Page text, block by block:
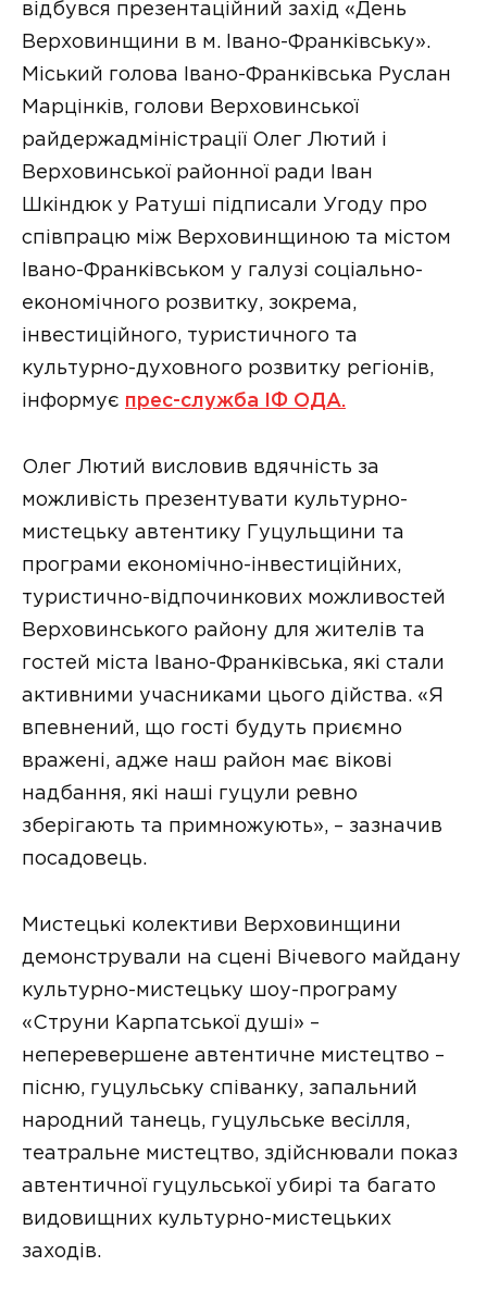
відбувся презентаційний захід «День
Верховинщини в м. Івано-Франківську».
Міський голова Івано-Франківська Руслан
Марцінків, голови Верховинської
райдержадміністрації Олег Лютий і
Верховинської районної ради Іван
Шкіндюк у Ратуші підписали Угоду про
співпрацю між Верховинщиною та містом
Івано-Франківськом у галузі соціально-
економічного розвитку, зокрема,
інвестиційного, туристичного та
культурно-духовного розвитку регіонів,
інформує прес-служба ІФ ОДА.
Олег Лютий висловив вдячність за
можливість презентувати культурно-
мистецьку автентику Гуцульщини та
програми економічно-інвестиційних,
туристично-відпочинкових можливостей
Верховинського району для жителів та
гостей міста Івано-Франківська, які стали
активними учасниками цього дійства. «Я
впевнений, що гості будуть приємно
вражені, адже наш район має вікові
надбання, які наші гуцули ревно
зберігають та примножують», – зазначив
посадовець.
Мистецькі колективи Верховинщини
демонстрували на сцені Вічевого майдану
культурно-мистецьку шоу-програму
«Струни Карпатської душі» –
неперевершене автентичне мистецтво –
пісню, гуцульську співанку, запальний
народний танець, гуцульське весілля,
театральне мистецтво, здійснювали показ
автентичної гуцульської убирі та багато
видовищних культурно-мистецьких
заходів.